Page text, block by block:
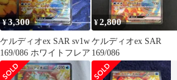
¥3,300
ケルディオex SAR sv1w
169/086 ホワイトフレア
¥2,800
ケルディオex SAR
169/086